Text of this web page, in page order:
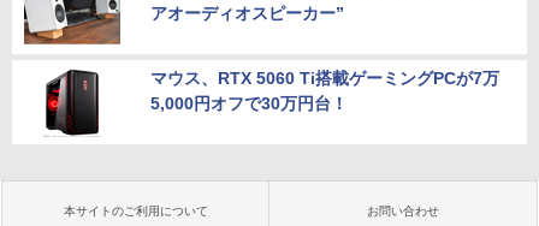
アオーディオスピーカー”
マウス、RTX 5060 Ti搭載ゲーミングPCが7万
5,000円オフで30万円台！
本サイトのご利用について お問い合わせ